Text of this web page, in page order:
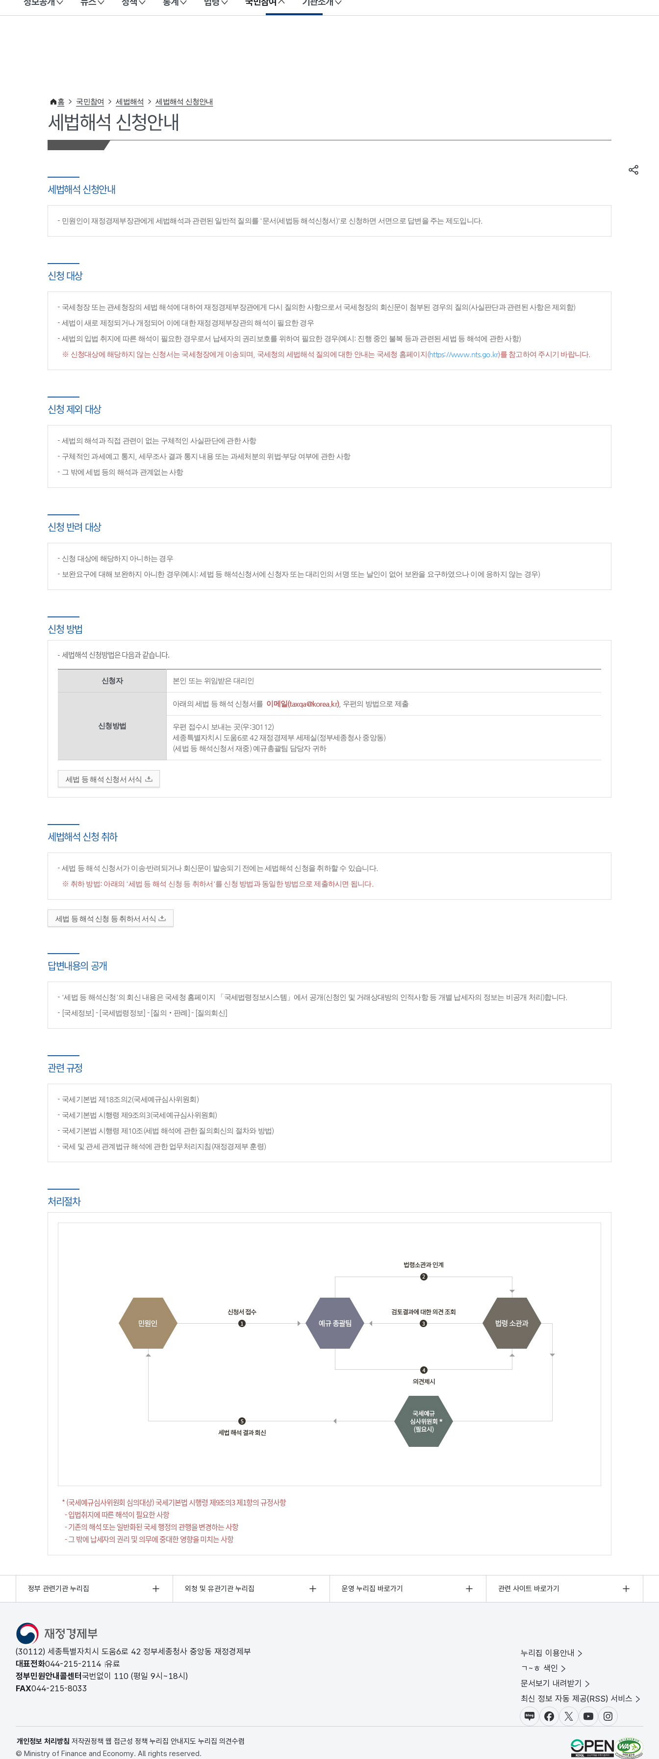
이 누리집은 대한민국 공식 전자정부 누리집입니다.
홈 국민참여 세법해석 세법해석 신청안내
세법해석 신청안내
세법해석 신청안내
민원인이 재정경제부장관에게 세법해석과 관련된 일반적 질의를 '문서(세법등 해석신청서)'로 신청하면 서면으로 답변을 주는 제도입니다.
신청 대상
국세청장 또는 관세청장의 세법 해석에 대하여 재정경제부장관에게 다시 질의한 사항으로서 국세청장의 회신문이 첨부된 경우의 질의(사실판단과 관련된 사항은 제외함)
세법이 새로 제정되거나 개정되어 이에 대한 재정경제부장관의 해석이 필요한 경우
세법의 입법 취지에 따른 해석이 필요한 경우로서 납세자의 권리보호를 위하여 필요한 경우(예시: 진행 중인 불복 등과 관련된 세법 등 해석에 관한 사항)
※ 신청대상에 해당하지 않는 신청서는 국세청장에게 이송되며, 국세청의 세법해석 질의에 대한 안내는 국세청 홈페이지(https://www.nts.go.kr)를 참고하여 주시기 바랍니다.
신청 제외 대상
세법의 해석과 직접 관련이 없는 구체적인 사실판단에 관한 사항
구체적인 과세예고 통지, 세무조사 결과 통지 내용 또는 과세처분의 위법·부당 여부에 관한 사항
그 밖에 세법 등의 해석과 관계없는 사항
신청 반려 대상
신청 대상에 해당하지 아니하는 경우
보완요구에 대해 보완하지 아니한 경우(예시: 세법 등 해석신청서에 신청자 또는 대리인의 서명 또는 날인이 없어 보완을 요구하였으나 이에 응하지 않는 경우)
신청 방법
세법해석 신청방법은 다음과 같습니다.
신청자 본인 또는 위임받은 대리인
신청방법
아래의 세법 등 해석 신청서를 이메일(taxqa@korea.kr), 우편의 방법으로 제출
우편 접수시 보내는 곳(우:30112)
세종특별자치시 도움6로 42 재정경제부 세제실(정부세종청사 중앙동)
(세법 등 해석신청서 재중) 예규총괄팀 담당자 귀하
세법 등 해석 신청서 서식
세법해석 신청 취하
세법 등 해석 신청서가 이송·반려되거나 회신문이 발송되기 전에는 세법해석 신청을 취하할 수 있습니다.
※ 취하 방법: 아래의 '세법 등 해석 신청 등 취하서'를 신청 방법과 동일한 방법으로 제출하시면 됩니다.
세법 등 해석 신청 등 취하서 서식
답변내용의 공개
'세법 등 해석신청'의 회신 내용은 국세청 홈페이지 「국세법령정보시스템」에서 공개(신청인 및 거래상대방의 인적사항 등 개별 납세자의 정보는 비공개 처리)합니다.
[국세정보] - [국세법령정보] - [질의‧판례] - [질의회신]
관련 규정
국세기본법 제18조의2(국세예규심사위원회)
국세기본법 시행령 제9조의3(국세예규심사위원회)
국세기본법 시행령 제10조(세법 해석에 관한 질의회신의 절차와 방법)
국세 및 관세 관계법규 해석에 관한 업무처리지침(재정경제부 훈령)
처리절차
* (국세예규심사위원회 심의대상) 국세기본법 시행령 제9조의3 제1항의 규정사항
- 입법취지에 따른 해석이 필요한 사항
- 기존의 해석 또는 일반화된 국세 행정의 관행을 변경하는 사항
- 그 밖에 납세자의 권리 및 의무에 중대한 영향을 미치는 사항
정부 관련기관 누리집 외청 및 유관기관 누리집 운영 누리집 바로가기 관련 사이트 바로가기
(30112) 세종특별자치시 도움6로 42 정부세종청사 중앙동 재정경제부
대표전화044-215-2114 유료
정부민원안내콜센터 국번없이 110 (평일 9시~18시)
FAX044-215-8033
누리집 이용안내
ㄱ~ㅎ 색인
문서보기 내려받기
최신 정보 자동 제공(RSS) 서비스
블로그페이스북X(트위터)
유튜브인스타그램
개인정보 처리방침 저작권정책 웹 접근성 정책 누리집 안내지도 누리집 의견수렴
© Ministry of Finance and Economy. All rights reserved.